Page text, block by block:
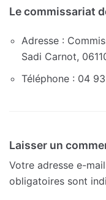
Le commissariat
Adresse :
Sadi Carnot,
Téléphone : 04
Laisser un
Votre adresse e-
obligatoires sont